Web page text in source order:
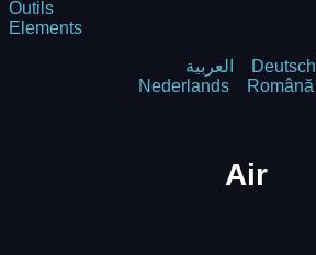
Outils
Elements
العربية Deutsch
Nederlands
Română
Air